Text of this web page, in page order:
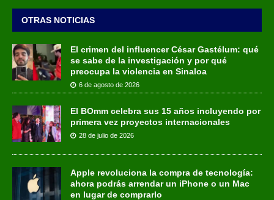
OTRAS NOTICIAS
El crimen del influencer César Gastélum: qué
se sabe de la investigación y por qué
preocupa la violencia en Sinaloa
6 de agosto de 2026
El BOmm celebra sus 15 años incluyendo por
primera vez proyectos internacionales
28 de julio de 2026
Apple revoluciona la compra de tecnología:
ahora podrás arrendar un iPhone o un Mac
en lugar de comprarlo